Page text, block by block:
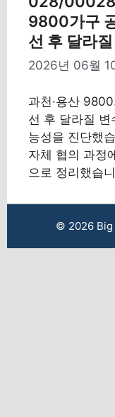
9800가구
선 후 달라
2026년 06월
과천·용산
선 후 달라질
능성을 진단했
자체 협의 과정
으로 정리했습
© 2026 Big